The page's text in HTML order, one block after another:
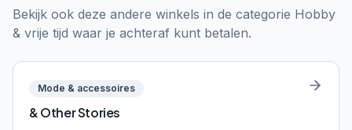
Bekijk ook deze andere winkels in de categorie Hobby
& vrije tijd waar je achteraf kunt betalen.
Mode & accessoires
& Other Stories